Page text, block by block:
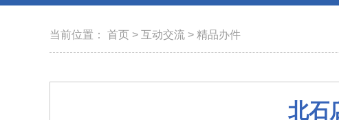
当前位置： 首页 > 互动交流 > 精品办件
北石